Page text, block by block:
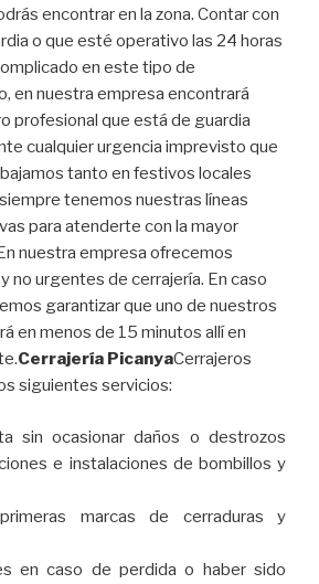
encontrar en la zona. Contar con
o que esté operativo las 24 horas
en este tipo de
en nuestra empresa encontrará
profesional que está de guardia
cualquier urgencia imprevisto que
tanto en festivos locales
tenemos nuestras líneas
para atenderte con la mayor
nuestra empresa ofrecemos
no urgentes de cerrajería. En caso
garantizar que uno de nuestros
en menos de 15 minutos allí en
Cerrajería PicanyaCerrajeros
siguientes servicios:
sin ocasionar daños o destrozos
e instalaciones de bombillos y
marcas de cerraduras y
en caso de perdida o haber sido